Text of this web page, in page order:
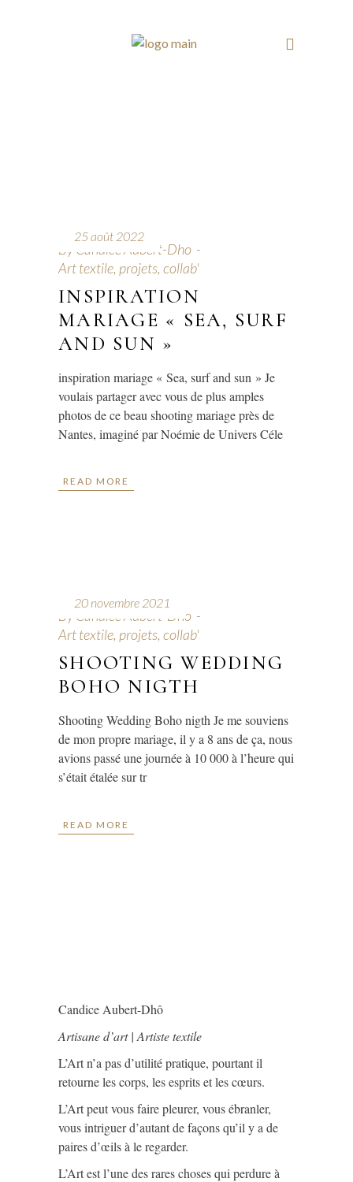
25 août 2022
By Candice Aubert-Dho
Art textile, projets, collab'
INSPIRATION
MARIAGE « SEA, SURF
AND SUN »
inspiration mariage « Sea, surf and sun » Je
voulais partager avec vous de plus amples
photos de ce beau shooting mariage près de
Nantes, imaginé par Noémie de Univers Céle
READ MORE
20 novembre 2021
By Candice Aubert-Dho
Art textile, projets, collab'
SHOOTING WEDDING
BOHO NIGTH
Shooting Wedding Boho nigth Je me souviens
de mon propre mariage, il y a 8 ans de ça, nous
avions passé une journée à 10 000 à l’heure qui
s’était étalée sur tr
READ MORE
Candice Aubert-Dhô
Artisane d’art | Artiste textile
L’Art n’a pas d’utilité pratique, pourtant il
retourne les corps, les esprits et les cœurs.
L’Art peut vous faire pleurer, vous ébranler,
vous intriguer d’autant de façons qu’il y a de
paires d’œils à le regarder.
L’Art est l’une des rares choses qui perdure à